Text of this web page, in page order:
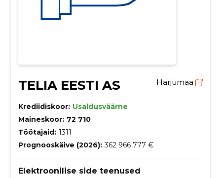
TELIA EESTI AS Harjumaa
Krediidiskoor: Usaldusväärne
Maineskoor: 72 710
Töötajaid: 1311
Prognooskäive (2026): 362 966 777 €
Elektroonilise side teenused